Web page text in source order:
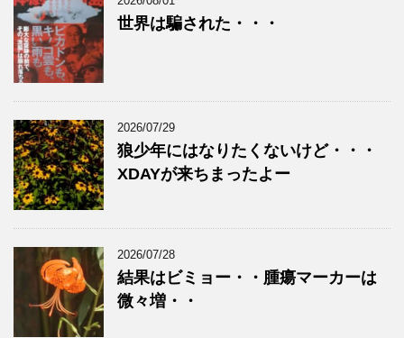
世界は騙された・・・
2026/07/29
狼少年にはなりたくないけど・・・
XDAYが来ちまったよー
2026/07/28
結果はビミョー・・腫瘍マーカーは
微々増・・